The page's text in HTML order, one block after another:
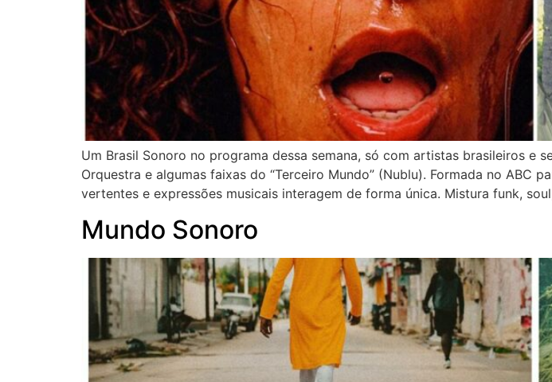
Um Brasil Sonoro no programa dessa semana, só com artistas brasileiros e
Orquestra e algumas faixas do “Terceiro Mundo” (Nublu). Formada no ABC
vertentes e expressões musicais interagem de forma única. Mistura funk,
Mundo Sonoro